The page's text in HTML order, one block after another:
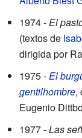
1974 -El
(textos de
dirigida por
1975 -El
gentilhombre,
Eugenio
1977 -Las